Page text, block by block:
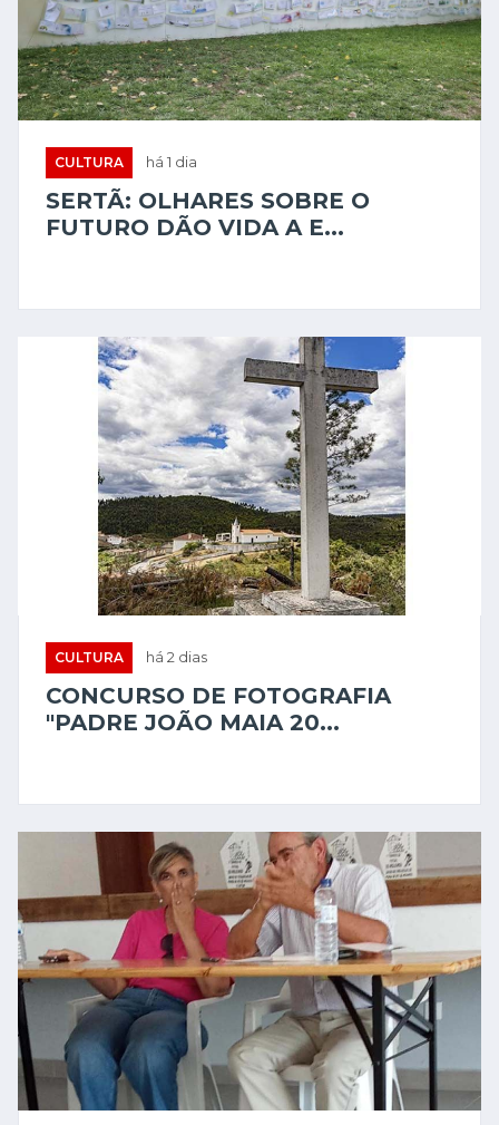
CULTURA há 1 dia
SERTÃ: OLHARES SOBRE O
FUTURO DÃO VIDA A E...
CULTURA há 2 dias
CONCURSO DE FOTOGRAFIA
"PADRE JOÃO MAIA 20...